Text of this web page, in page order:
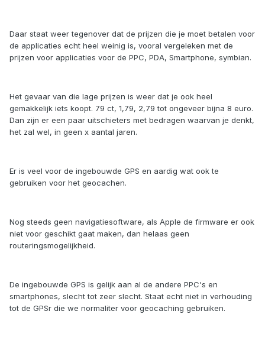
Daar staat weer tegenover dat de prijzen die je moet betalen voor
de applicaties echt heel weinig is, vooral vergeleken met de
prijzen voor applicaties voor de PPC, PDA, Smartphone, symbian.
Het gevaar van die lage prijzen is weer dat je ook heel
gemakkelijk iets koopt. 79 ct, 1,79, 2,79 tot ongeveer bijna 8 euro.
Dan zijn er een paar uitschieters met bedragen waarvan je denkt,
het zal wel, in geen x aantal jaren.
Er is veel voor de ingebouwde GPS en aardig wat ook te
gebruiken voor het geocachen.
Nog steeds geen navigatiesoftware, als Apple de firmware er ook
niet voor geschikt gaat maken, dan helaas geen
routeringsmogelijkheid.
De ingebouwde GPS is gelijk aan al de andere PPC's en
smartphones, slecht tot zeer slecht. Staat echt niet in verhouding
tot de GPSr die we normaliter voor geocaching gebruiken.